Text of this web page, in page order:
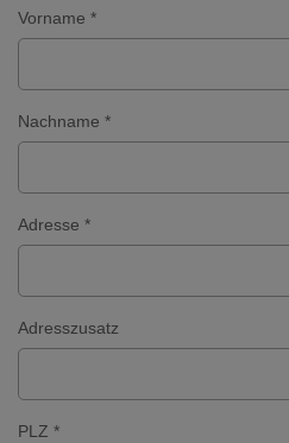
Vorname *
Nachname *
Adresse *
Adresszusatz
PLZ *